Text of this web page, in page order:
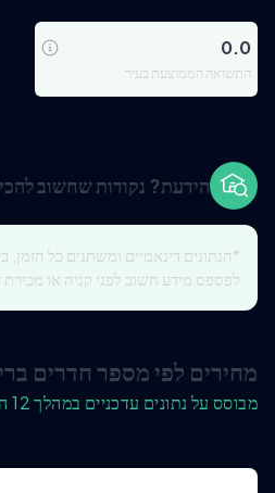
0.0
התשואה הממוצעת בעיר
הידעת? נקודות שחשוב
*הנתונים דינאמיים ומשתנים כל הזמן,
לפספס מידע חשוב לפני קניה או מכירת
מחירים לפי מספר חדרים
מבוסס על נתונים עדכניים במהלך 12 החודשים האחרונים